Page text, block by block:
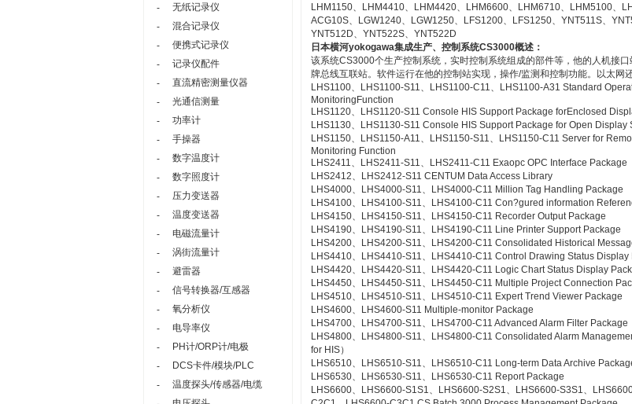
-
无纸记录仪
-
混合记录仪
-
便携式记录仪
-
记录仪配件
-
直流精密测量仪器
-
光通信测量
-
功率计
-
手操器
-
数字温度计
-
数字照度计
-
压力变送器
-
温度变送器
-
电磁流量计
-
涡街流量计
-
避雷器
-
信号转换器/互感器
-
氧分析仪
-
电导率仪
-
PH计/ORP计/电极
-
DCS卡件/模块/PLC
-
温度探头/传感器/电缆
LHM1150、LHM4410、LHM4420、LHM6600、LHM6710、LHM5100、
ACG10S、LGW1240、LGW1250、LFS1200、LFS1250、YNT511S、
YNT512D、YNT522S、YNT522D
日本横河yokogawa集成生产、控制系统CS3000概述：
该系统CS3000个生产控制系统，实时控制系统组成的部件等，他的人机接
牌总线互联站。软件运行在他的控制站实现，操作/监测和控制功能。以太网
LHS1100、LHS1100-S11、LHS1100-C11、LHS1100-A31 Standard
MonitoringFunction
LHS1120、LHS1120-S11 Console HIS Support Package forEnclosed
LHS1130、LHS1130-S11 Console HIS Support Package for Open Display
LHS1150、LHS1150-A11、LHS1150-S11、LHS1150-C11 Server for
Monitoring Function
LHS2411、LHS2411-S11、LHS2411-C11 Exaopc OPC Interface Package
LHS2412、LHS2412-S11 CENTUM Data Access Library
LHS4000、LHS4000-S11、LHS4000-C11 Million Tag Handling Package
LHS4100、LHS4100-S11、LHS4100-C11 Con?gured information
LHS4150、LHS4150-S11、LHS4150-C11 Recorder Output Package
LHS4190、LHS4190-S11、LHS4190-C11 Line Printer Support Package
LHS4200、LHS4200-S11、LHS4200-C11 Consolidated Historical
LHS4410、LHS4410-S11、LHS4410-C11 Control Drawing Status Display
LHS4420、LHS4420-S11、LHS4420-C11 Logic Chart Status Display
LHS4450、LHS4450-S11、LHS4450-C11 Multiple Project Connection
LHS4510、LHS4510-S11、LHS4510-C11 Expert Trend Viewer Package
LHS4600、LHS4600-S11 Multiple-monitor Package
LHS4700、LHS4700-S11、LHS4700-C11 Advanced Alarm Filter Package
LHS4800、LHS4800-S11、LHS4800-C11 Consolidated Alarm
for HIS）
LHS6510、LHS6510-S11、LHS6510-C11 Long-term Data Archive
LHS6530、LHS6530-S11、LHS6530-C11 Report Package
LHS6600、LHS6600-S1S1、LHS6600-S2S1、LHS6600-S3S1、